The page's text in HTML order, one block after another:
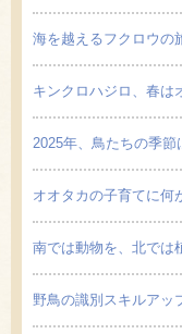
海を越えるフクロウ
キンクロハジロ、春は
2025年、鳥たちの季節
オオタカの子育てに何
南では動物を、北では
野鳥の識別スキルアッ